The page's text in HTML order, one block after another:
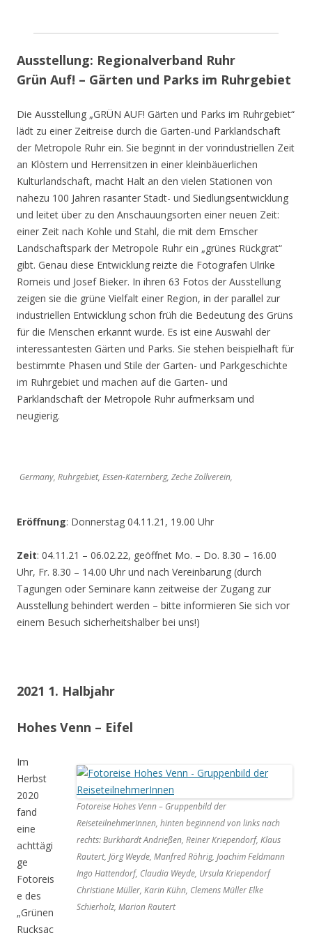
Ausstellung: Regionalverband Ruhr
Grün Auf! – Gärten und Parks im Ruhrgebiet
Die Ausstellung „GRÜN AUF! Gärten und Parks im Ruhrgebiet“
lädt zu einer Zeitreise durch die Garten-und Parklandschaft
der Metropole Ruhr ein. Sie beginnt in der vorindustriellen Zeit
an Klöstern und Herrensitzen in einer kleinbäuerlichen
Kulturlandschaft, macht Halt an den vielen Stationen von
nahezu 100 Jahren rasanter Stadt- und Siedlungsentwicklung
und leitet über zu den Anschauungsorten einer neuen Zeit:
einer Zeit nach Kohle und Stahl, die mit dem Emscher
Landschaftspark der Metropole Ruhr ein „grünes Rückgrat“
gibt. Genau diese Entwicklung reizte die Fotografen Ulrike
Romeis und Josef Bieker. In ihren 63 Fotos der Ausstellung
zeigen sie die grüne Vielfalt einer Region, in der parallel zur
industriellen Entwicklung schon früh die Bedeutung des Grüns
für die Menschen erkannt wurde. Es ist eine Auswahl der
interessantesten Gärten und Parks. Sie stehen beispielhaft für
bestimmte Phasen und Stile der Garten- und Parkgeschichte
im Ruhrgebiet und machen auf die Garten- und
Parklandschaft der Metropole Ruhr aufmerksam und
neugierig.
Germany, Ruhrgebiet, Essen-Katernberg, Zeche Zollverein,
Eröffnung: Donnerstag 04.11.21, 19.00 Uhr
Zeit: 04.11.21 – 06.02.22, geöffnet Mo. – Do. 8.30 – 16.00
Uhr, Fr. 8.30 – 14.00 Uhr und nach Vereinbarung (durch
Tagungen oder Seminare kann zeitweise der Zugang zur
Ausstellung behindert werden – bitte informieren Sie sich vor
einem Besuch sicherheitshalber bei uns!)
2021 1. Halbjahr
Hohes Venn – Eifel
Fotoreise Hohes Venn – Gruppenbild der
ReiseteilnehmerInnen, hinten beginnend von links nach
rechts: Burkhardt Andrießen, Reiner Kriependorf, Klaus
Rautert, Jörg Weyde, Manfred Röhrig, Joachim Feldmann
Ingo Hattendorf, Claudia Weyde, Ursula Kriependorf
Christiane Müller, Karin Kühn, Clemens Müller Elke
Schierholz, Marion Rautert
Im
Herbst
2020
fand
eine
achttägi
ge
Fotoreis
e des
„Grünen
Rucksac